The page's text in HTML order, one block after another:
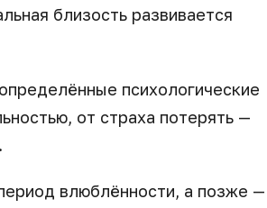
близость развивается
психологические
от страха потерять —
влюблённости, а позже —